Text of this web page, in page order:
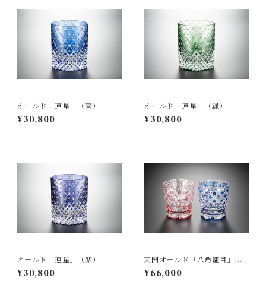
オールド「連星」（青）
¥30,800
オールド「連星」（緑）
¥30,800
オールド「連星」（紫）
¥30,800
天開オールド「八角籠目」
（ペア）
¥66,000